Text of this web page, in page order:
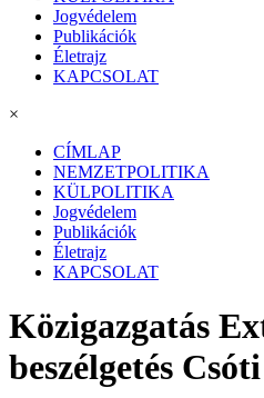
Jogvédelem
Publikációk
Életrajz
KAPCSOLAT
×
CÍMLAP
NEMZETPOLITIKA
KÜLPOLITIKA
Jogvédelem
Publikációk
Életrajz
KAPCSOLAT
Közigazgatás
beszélgetés